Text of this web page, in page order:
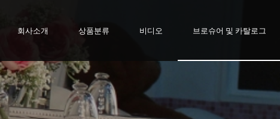
회사소개 상품분류 비디오 브로슈어 및 카탈로그